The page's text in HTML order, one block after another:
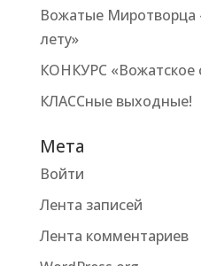
Вожатые Миротворца
лету»
КОНКУРС «Вожатское
КЛАССные выходные!
Мета
Войти
Лента записей
Лента комментариев